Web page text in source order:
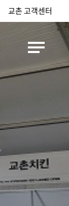
교촌 고객센터